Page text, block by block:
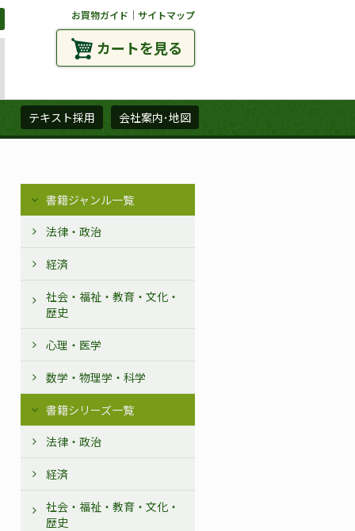
お買物ガイド ｜ サイトマップ
カートを見る
テキスト採用 会社案内･地図
書籍ジャンル一覧
法律・政治
経済
社会・福祉・教育・文化・
歴史
心理・医学
数学・物理学・科学
書籍シリーズ一覧
法律・政治
経済
社会・福祉・教育・文化・
歴史